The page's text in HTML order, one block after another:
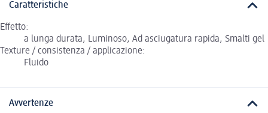
Caratteristiche
Effetto:
a lunga durata, Luminoso, Ad asciugatura rapida, Smalti gel
Texture / consistenza / applicazione:
Fluido
Avvertenze